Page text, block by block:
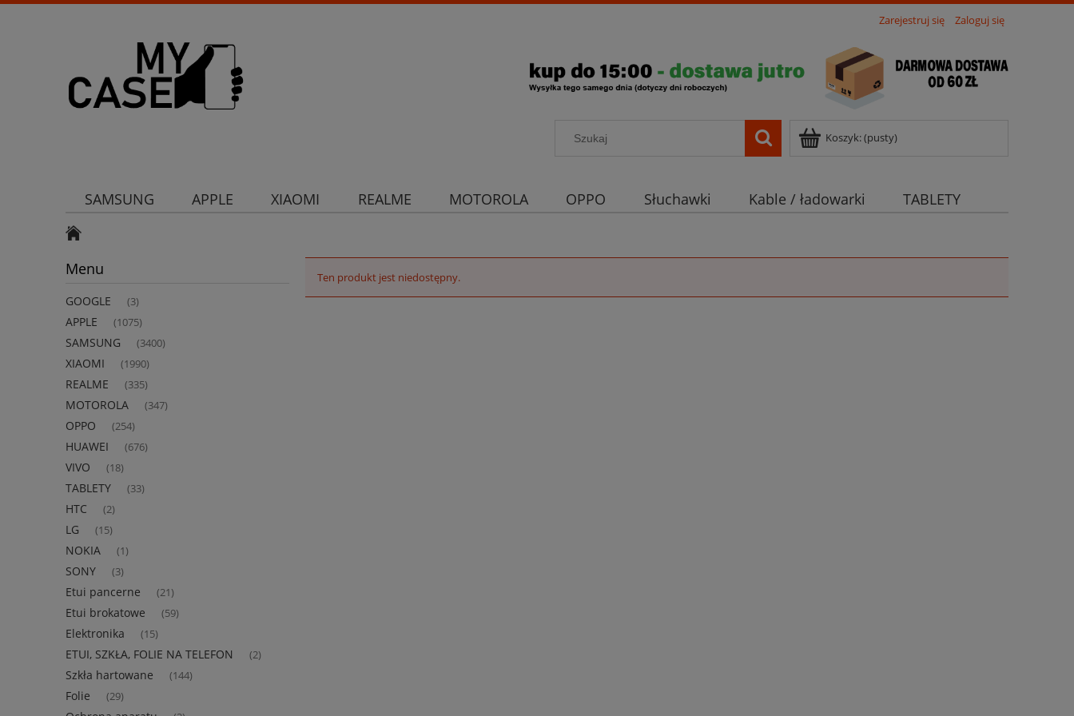
Zarejestruj się Zaloguj się
Koszyk:(pusty)
SAMSUNG APPLE XIAOMI REALME MOTOROLA OPPO Słuchawki Kable / ładowarki
TABLETY
Menu
GOOGLE (3)
APPLE (1075)
SAMSUNG (3400)
XIAOMI (1990)
REALME (335)
MOTOROLA (347)
OPPO (254)
HUAWEI (676)
VIVO (18)
TABLETY (33)
HTC (2)
LG (15)
NOKIA (1)
SONY (3)
Etui pancerne (21)
Etui brokatowe (59)
Elektronika (15)
ETUI, SZKŁA, FOLIE NA TELEFON (2)
Szkła hartowane (144)
Folie (29)
Ten produkt jest niedostępny.